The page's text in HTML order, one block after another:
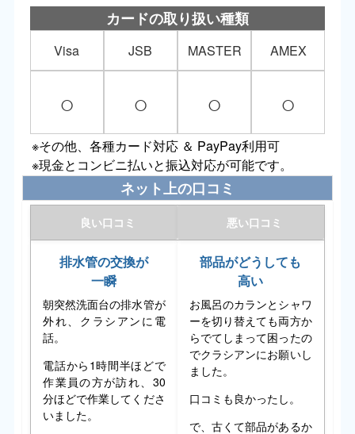
カードの取り扱い種類
Visa JSB MASTER AMEX
○ ○ ○ ○
※その他、各種カード対応 ＆ PayPay利用可
※現金とコンビニ払いと振込対応が可能です。
ネット上の口コミ
良い口コミ 悪い口コミ
排水管の交換が
一瞬
朝突然洗面台の排水管が
外れ、クラシアンに電
話。
電話から1時間半ほどで
作業員の方が訪れ、30
分ほどで作業してくださ
いました。
部品がどうしても
高い
お風呂のカランとシャワ
ーを切り替えても両方か
らでてしまって困ったの
でクラシアンにお願いし
ました。
口コミも良かったし。
で、古くて部品があるか